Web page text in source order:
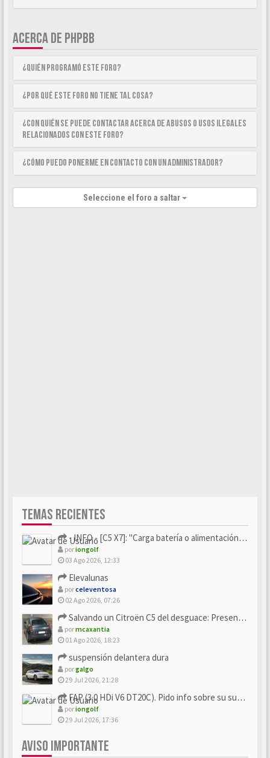
ACERCA DE PHPBB
¿Quién programó este foro?
¿Por qué este foro no tiene tal cosa?
¿Con quién se puede contactar acerca de abusos o usos ilegales
relacionados con este foro?
¿Cómo puedo ponerme en contacto con un Administrador?
Seleccione el foro a saltar
TEMAS RECIENTES
- INFO - [C5 X7]: "Carga batería o alimentación eléctri...
poriongolf
03 Ago 2026, 12:33
Elevalunas
porceleventosa
02 Ago 2026, 07:26
Salvando un Citroën C5 del desguace: Presentación y seguimiento
pormcaxantia
01 Ago 2026, 18:23
suspensión delantera dura
porgalgo
29 Jul 2026, 21:28
FAP (3.0 HDi V6 DT20C). Pido info sobre su sustitución
poriongolf
29 Jul 2026, 17:36
AVISO IMPORTANTE